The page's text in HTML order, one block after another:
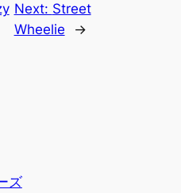
Next: Street
Wheelie
→
ズ